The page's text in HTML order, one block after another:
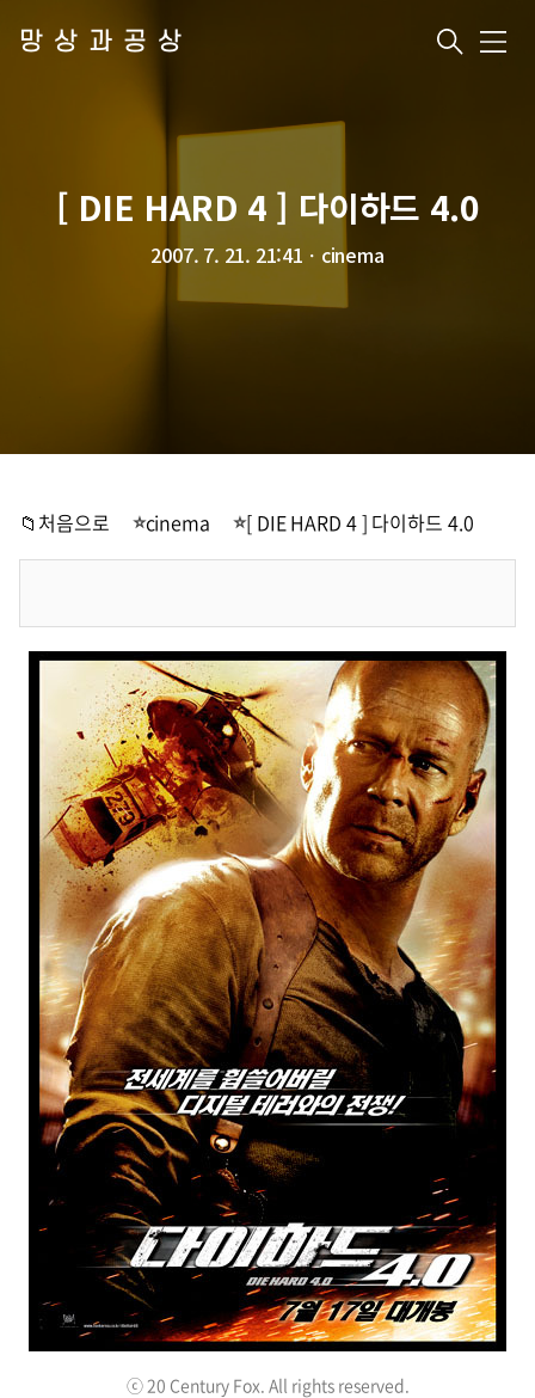
망상과공상 메
[ DIE HARD 4 ] 다이하드 4.0
2007. 7. 21. 21:41 ㆍ cinema
📁처음으로 cinema [ DIE HARD 4 ] 다이하드 4.0
ⓒ 20 Century Fox. All rights reserved.